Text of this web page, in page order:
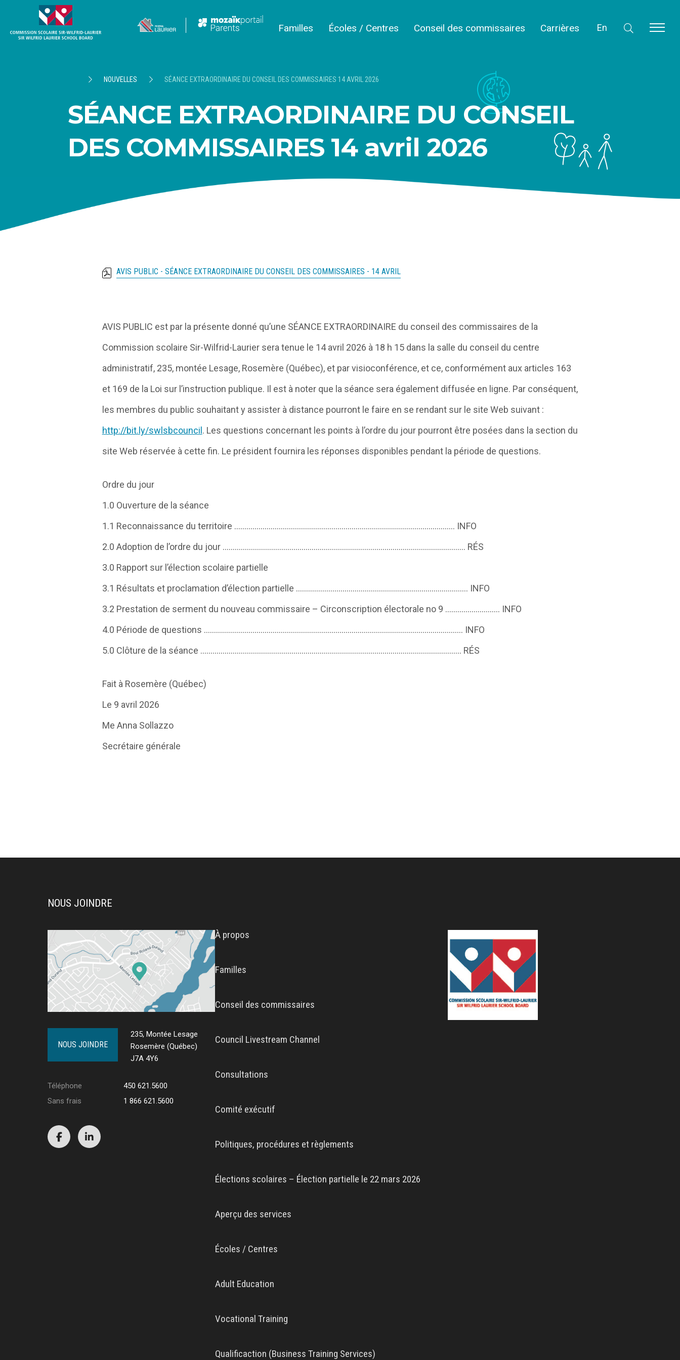
En
Familles Écoles / Centres Conseil des commissaires Carrières
NOUVELLES SÉANCE EXTRAORDINAIRE DU CONSEIL DES COMMISSAIRES 14 AVRIL 2026
SÉANCE EXTRAORDINAIRE DU CONSEIL
DES COMMISSAIRES 14 avril 2026
AVIS PUBLIC - SÉANCE EXTRAORDINAIRE DU CONSEIL DES COMMISSAIRES - 14 AVRIL
AVIS PUBLIC est par la présente donné qu’une SÉANCE EXTRAORDINAIRE du conseil des commissaires de la
Commission scolaire Sir-Wilfrid-Laurier sera tenue le 14 avril 2026 à 18 h 15 dans la salle du conseil du centre
administratif, 235, montée Lesage, Rosemère (Québec), et par visioconférence, et ce, conformément aux articles 163
et 169 de la Loi sur l’instruction publique. Il est à noter que la séance sera également diffusée en ligne. Par conséquent,
les membres du public souhaitant y assister à distance pourront le faire en se rendant sur le site Web suivant :
http://bit.ly/swlsbcouncil . Les questions concernant les points à l’ordre du jour pourront être posées dans la section du
site Web réservée à cette fin. Le président fournira les réponses disponibles pendant la période de questions.
Ordre du jour
1.0 Ouverture de la séance
1.1 Reconnaissance du territoire ………………………………………………………………………………………………. INFO
2.0 Adoption de l’ordre du jour ………………………………………………………………………………………………………… RÉS
3.0 Rapport sur l’élection scolaire partielle
3.1 Résultats et proclamation d’élection partielle …………………………………………………………………………. INFO
3.2 Prestation de serment du nouveau commissaire – Circonscription électorale no 9 ……………………… INFO
4.0 Période de questions ……………………………………………………………………………………………………………….. INFO
5.0 Clôture de la séance ………………………………………………………………………………………………………………… RÉS
Fait à Rosemère (Québec)
Le 9 avril 2026
Me Anna Sollazzo
Secrétaire générale
NOUS JOINDRE
NOUS JOINDRE
235, Montée Lesage
Rosemère (Québec)
J7A 4Y6
Téléphone
450 621.5600
Sans frais
1 866 621.5600
À propos
Familles
Conseil des commissaires
Council Livestream Channel
Consultations
Comité exécutif
Politiques, procédures et règlements
Élections scolaires – Élection partielle le 22 mars 2026
Aperçu des services
Écoles / Centres
Adult Education
Vocational Training
Qualificaction (Business Training Services)